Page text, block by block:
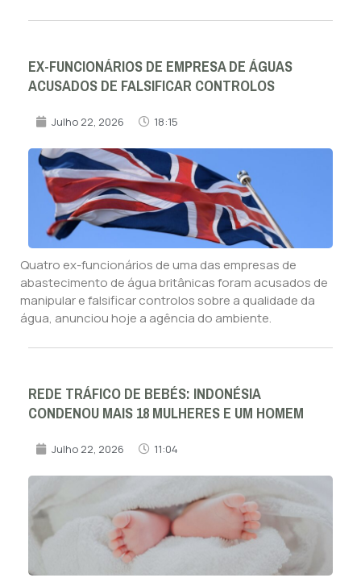
EX-FUNCIONÁRIOS DE EMPRESA DE ÁGUAS
ACUSADOS DE FALSIFICAR CONTROLOS
Julho 22, 2026 18:15
Quatro ex-funcionários de uma das empresas de
abastecimento de água britânicas foram acusados de
manipular e falsificar controlos sobre a qualidade da
água, anunciou hoje a agência do ambiente.
REDE TRÁFICO DE BEBÉS: INDONÉSIA
CONDENOU MAIS 18 MULHERES E UM HOMEM
Julho 22, 2026 11:04